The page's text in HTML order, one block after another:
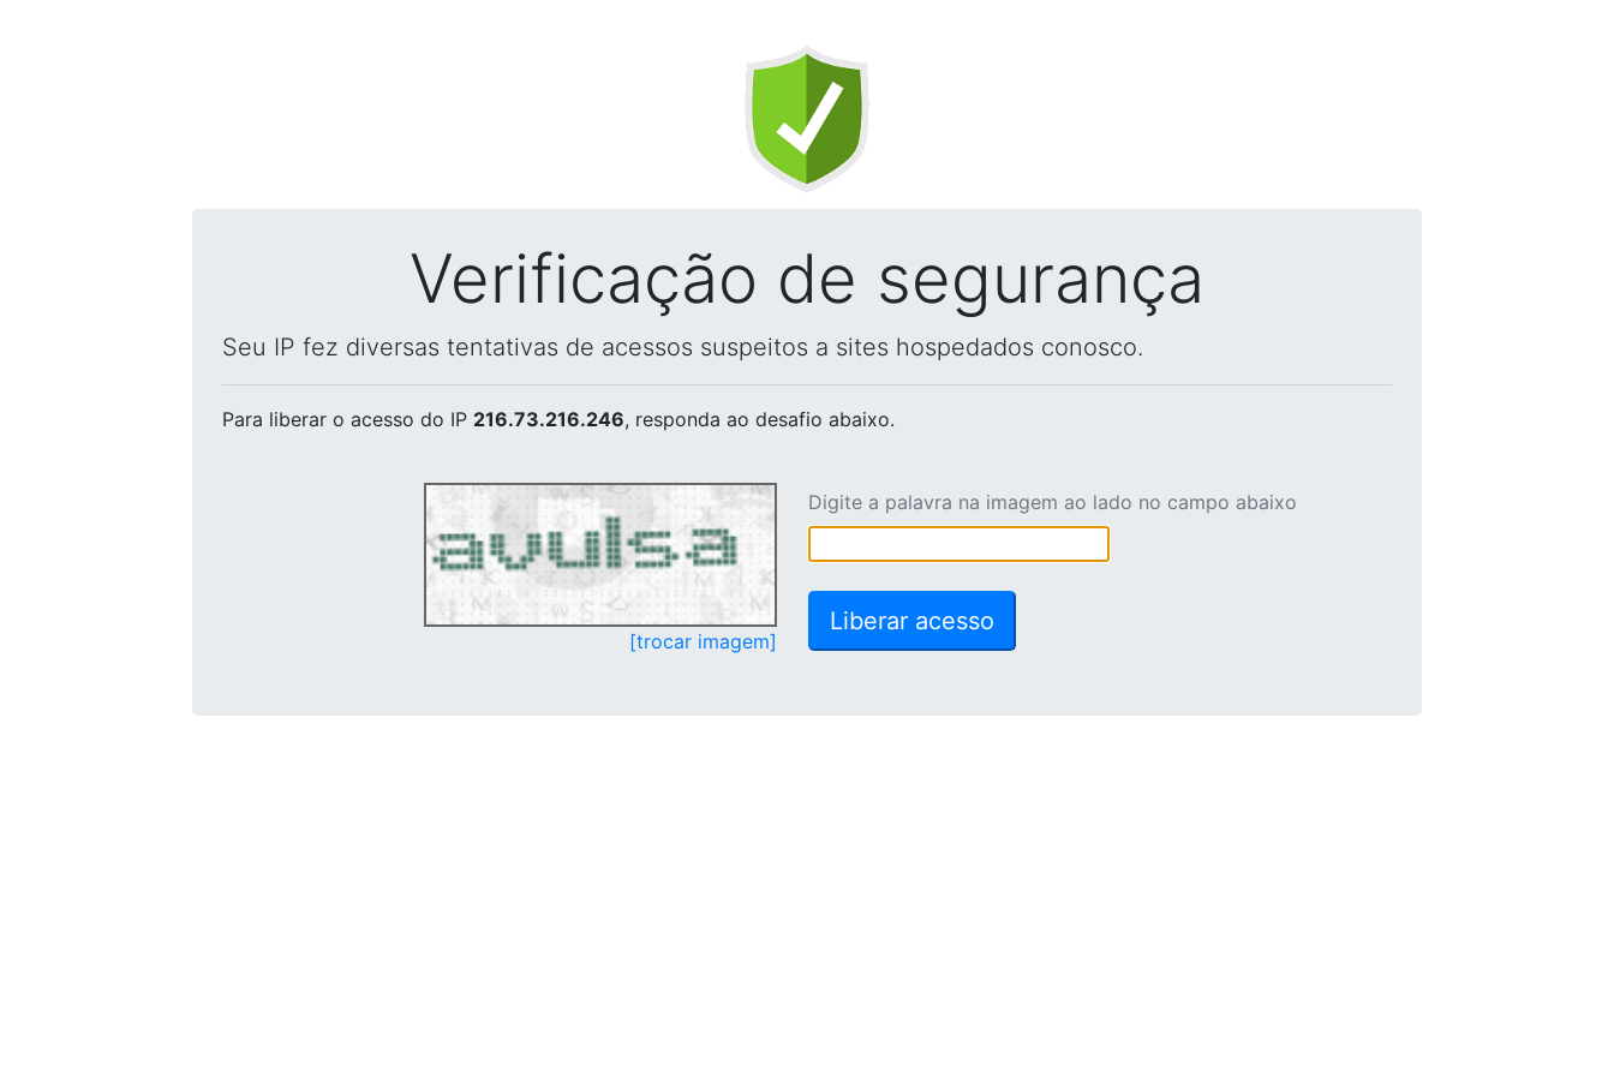
Verificação de segurança
Seu IP fez diversas tentativas de acessos suspeitos a sites hospedados conosco.
Para liberar o acesso do IP 216.73.216.246, responda ao desafio abaixo.
[trocar imagem]
Digite a palavra na imagem ao lado no campo abaixo